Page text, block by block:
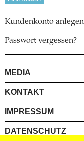
Kundenkonto anlegen
Passwort vergessen?
MEDIA
KONTAKT
IMPRESSUM
DATENSCHUTZ